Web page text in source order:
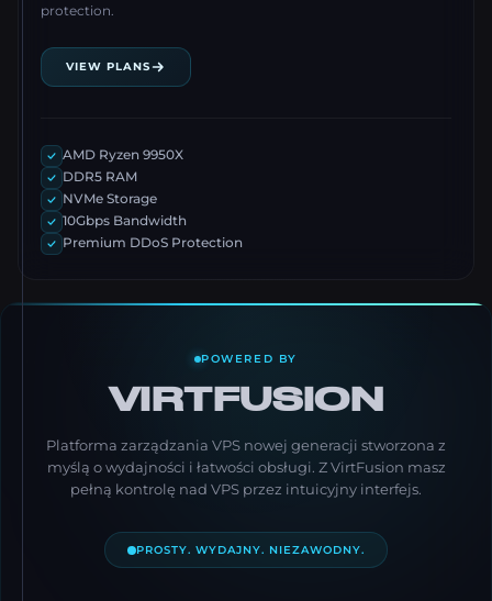
protection.
VIEW PLANS
AMD Ryzen 9950X
DDR5 RAM
NVMe Storage
10Gbps Bandwidth
Premium DDoS Protection
POWERED BY
VIRTFUSION
Platforma zarządzania VPS nowej generacji stworzona z
myślą o wydajności i łatwości obsługi. Z VirtFusion masz
pełną kontrolę nad VPS przez intuicyjny interfejs.
PROSTY. WYDAJNY. NIEZAWODNY.